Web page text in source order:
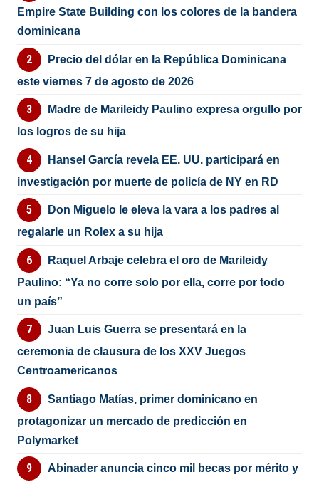
Empire State Building con los colores de la bandera
dominicana
Precio del dólar en la República Dominicana
este viernes 7 de agosto de 2026
Madre de Marileidy Paulino expresa orgullo por
los logros de su hija
Hansel García revela EE. UU. participará en
investigación por muerte de policía de NY en RD
Don Miguelo le eleva la vara a los padres al
regalarle un Rolex a su hija
Raquel Arbaje celebra el oro de Marileidy
Paulino: “Ya no corre solo por ella, corre por todo
un país”
Juan Luis Guerra se presentará en la
ceremonia de clausura de los XXV Juegos
Centroamericanos
Santiago Matías, primer dominicano en
protagonizar un mercado de predicción en
Polymarket
Abinader anuncia cinco mil becas por mérito y